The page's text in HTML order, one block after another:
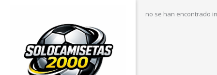
no se han encontrado